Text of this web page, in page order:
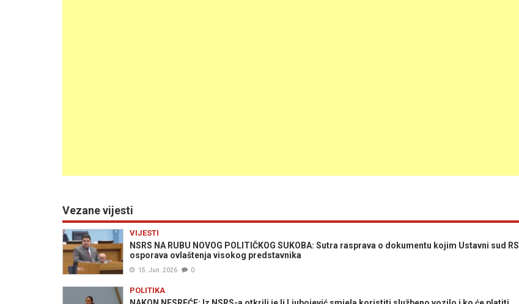
Vezane vijesti
VIJESTI
NSRS NA RUBU NOVOG POLITIČKOG SUKOBA: Sutra rasprava o dokumentu kojim Ustavni sud RS
osporava ovlaštenja visokog predstavnika
15. Jun. 2026 0
POLITIKA